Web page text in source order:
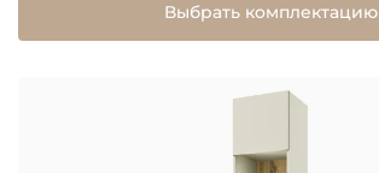
Выбрать комплектацию